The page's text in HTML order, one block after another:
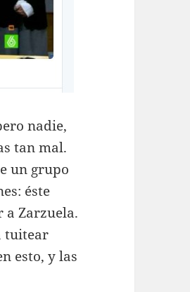
nadie,
tan mal.
un grupo
éste
a Zarzuela.
tuitear
esto, y las